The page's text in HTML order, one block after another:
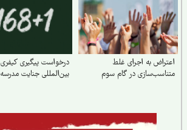
به اجرای غلط
در گام سوم
درخواست پیگیری کیفری
بین‌المللی جنایت مدرسه میناب